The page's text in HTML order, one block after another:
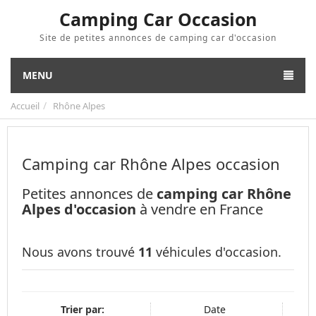
Camping Car Occasion
Site de petites annonces de camping car d'occasion
MENU
Accueil Rhône Alpes
Camping car Rhône Alpes occasion
Petites annonces de camping car Rhône
Alpes d'occasion à vendre en France
Nous avons trouvé 11 véhicules d'occasion.
Trier par: Date